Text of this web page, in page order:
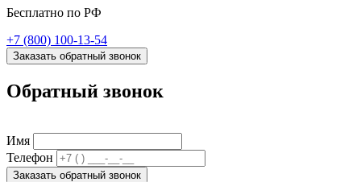
Бесплатно по РФ
+7 (800) 100-13-54
Заказать обратный звонок
Обратный звонок
Имя
Телефон
Заказать обратный звонок